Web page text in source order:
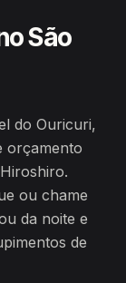
São
do Ouricuri,
orçamento
ou chame
da noite e
de